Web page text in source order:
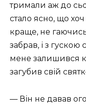
тримали аж до
стало ясно, що
краще, не гаючись,
забрав, і з гускою
мене залишився
загубив свій
— Він не давав